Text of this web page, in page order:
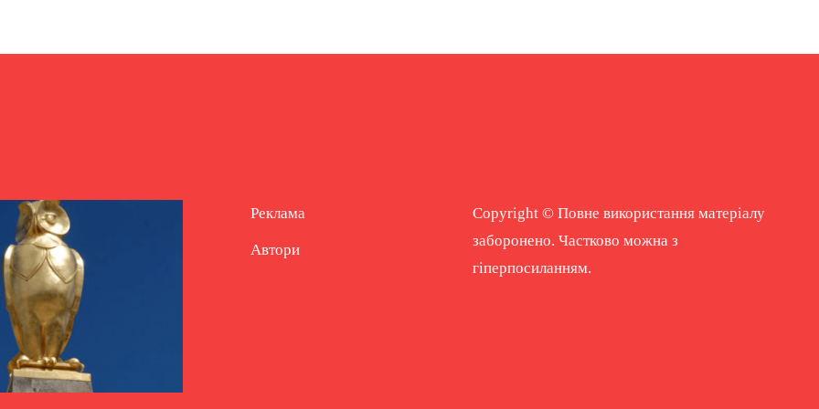
Реклама
Автори
Copyright © Повне використання матеріалу
заборонено. Частково можна з
гіперпосиланням.